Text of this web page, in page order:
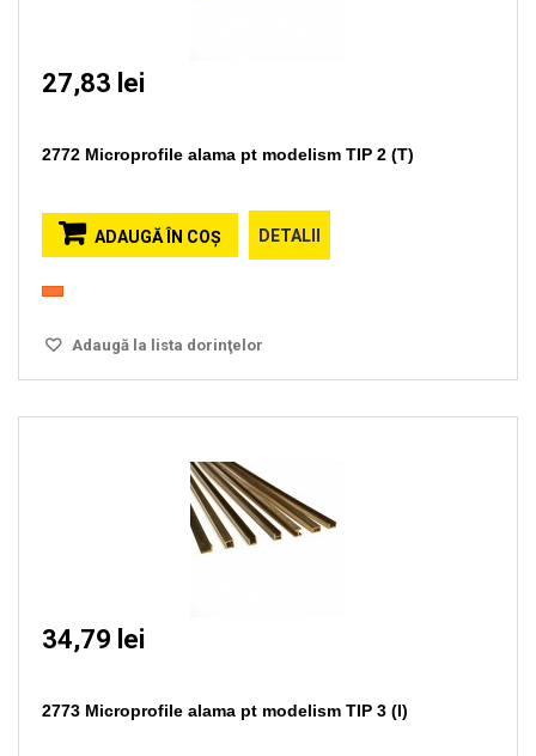
27,83 lei
2772 Microprofile alama pt modelism TIP 2 (T)
ADAUGĂ ÎN COŞ DETALII
Adaugă la lista dorinţelor
34,79 lei
2773 Microprofile alama pt modelism TIP 3 (I)